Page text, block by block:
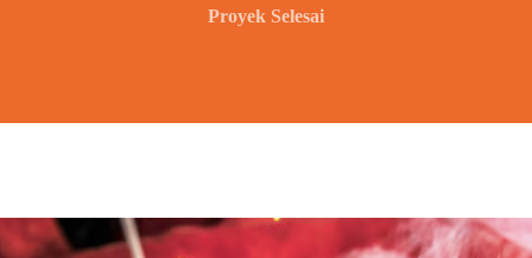
Proyek Selesai